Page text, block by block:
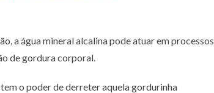
a água mineral alcalina pode atuar em processos
de gordura corporal.
o poder de derreter aquela gordurinha